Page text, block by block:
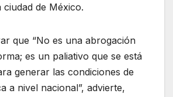
de México.
que “No es una abrogación
es un paliativo que se está
generar las condiciones de
a nivel nacional”, advierte,